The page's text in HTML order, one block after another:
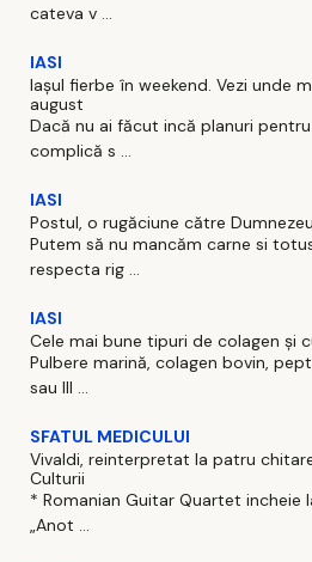
cateva v ...
IASI
Iașul fierbe în weekend. Vezi unde
august
Dacă nu ai făcut incă planuri
complică s ...
IASI
Postul, o rugăciune către
Putem să nu mancăm carne si
respecta rig ...
IASI
Cele mai bune tipuri de colagen și
Pulbere marină, colagen bovin,
sau III ...
SFATUL MEDICULUI
Vivaldi, reinterpretat la patru
Culturii
* Romanian Guitar Quartet incheie
„Anot ...